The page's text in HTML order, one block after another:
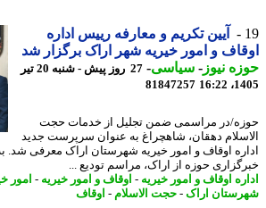
آیین تکریم و معارفه رییس اداره
و امور خیریه شهر اراک برگزار شد
نیوز-سیاسی-
27 روز پیش - شنبه 20 تیر
81847257
در مراسمی ضمن تجلیل از خدمات حجت
دهقان، شاهچراغ به عنوان سرپرست جدید
اوقاف و امور خیریه شهرستان اراک معرفی شد. به
حوزه از اراک، مراسم تودیع ...
اوقاف و امور خیریه- اوقاف و امور خیریه- امور خیریه
اراک - حجت الاسلام-اوقاف